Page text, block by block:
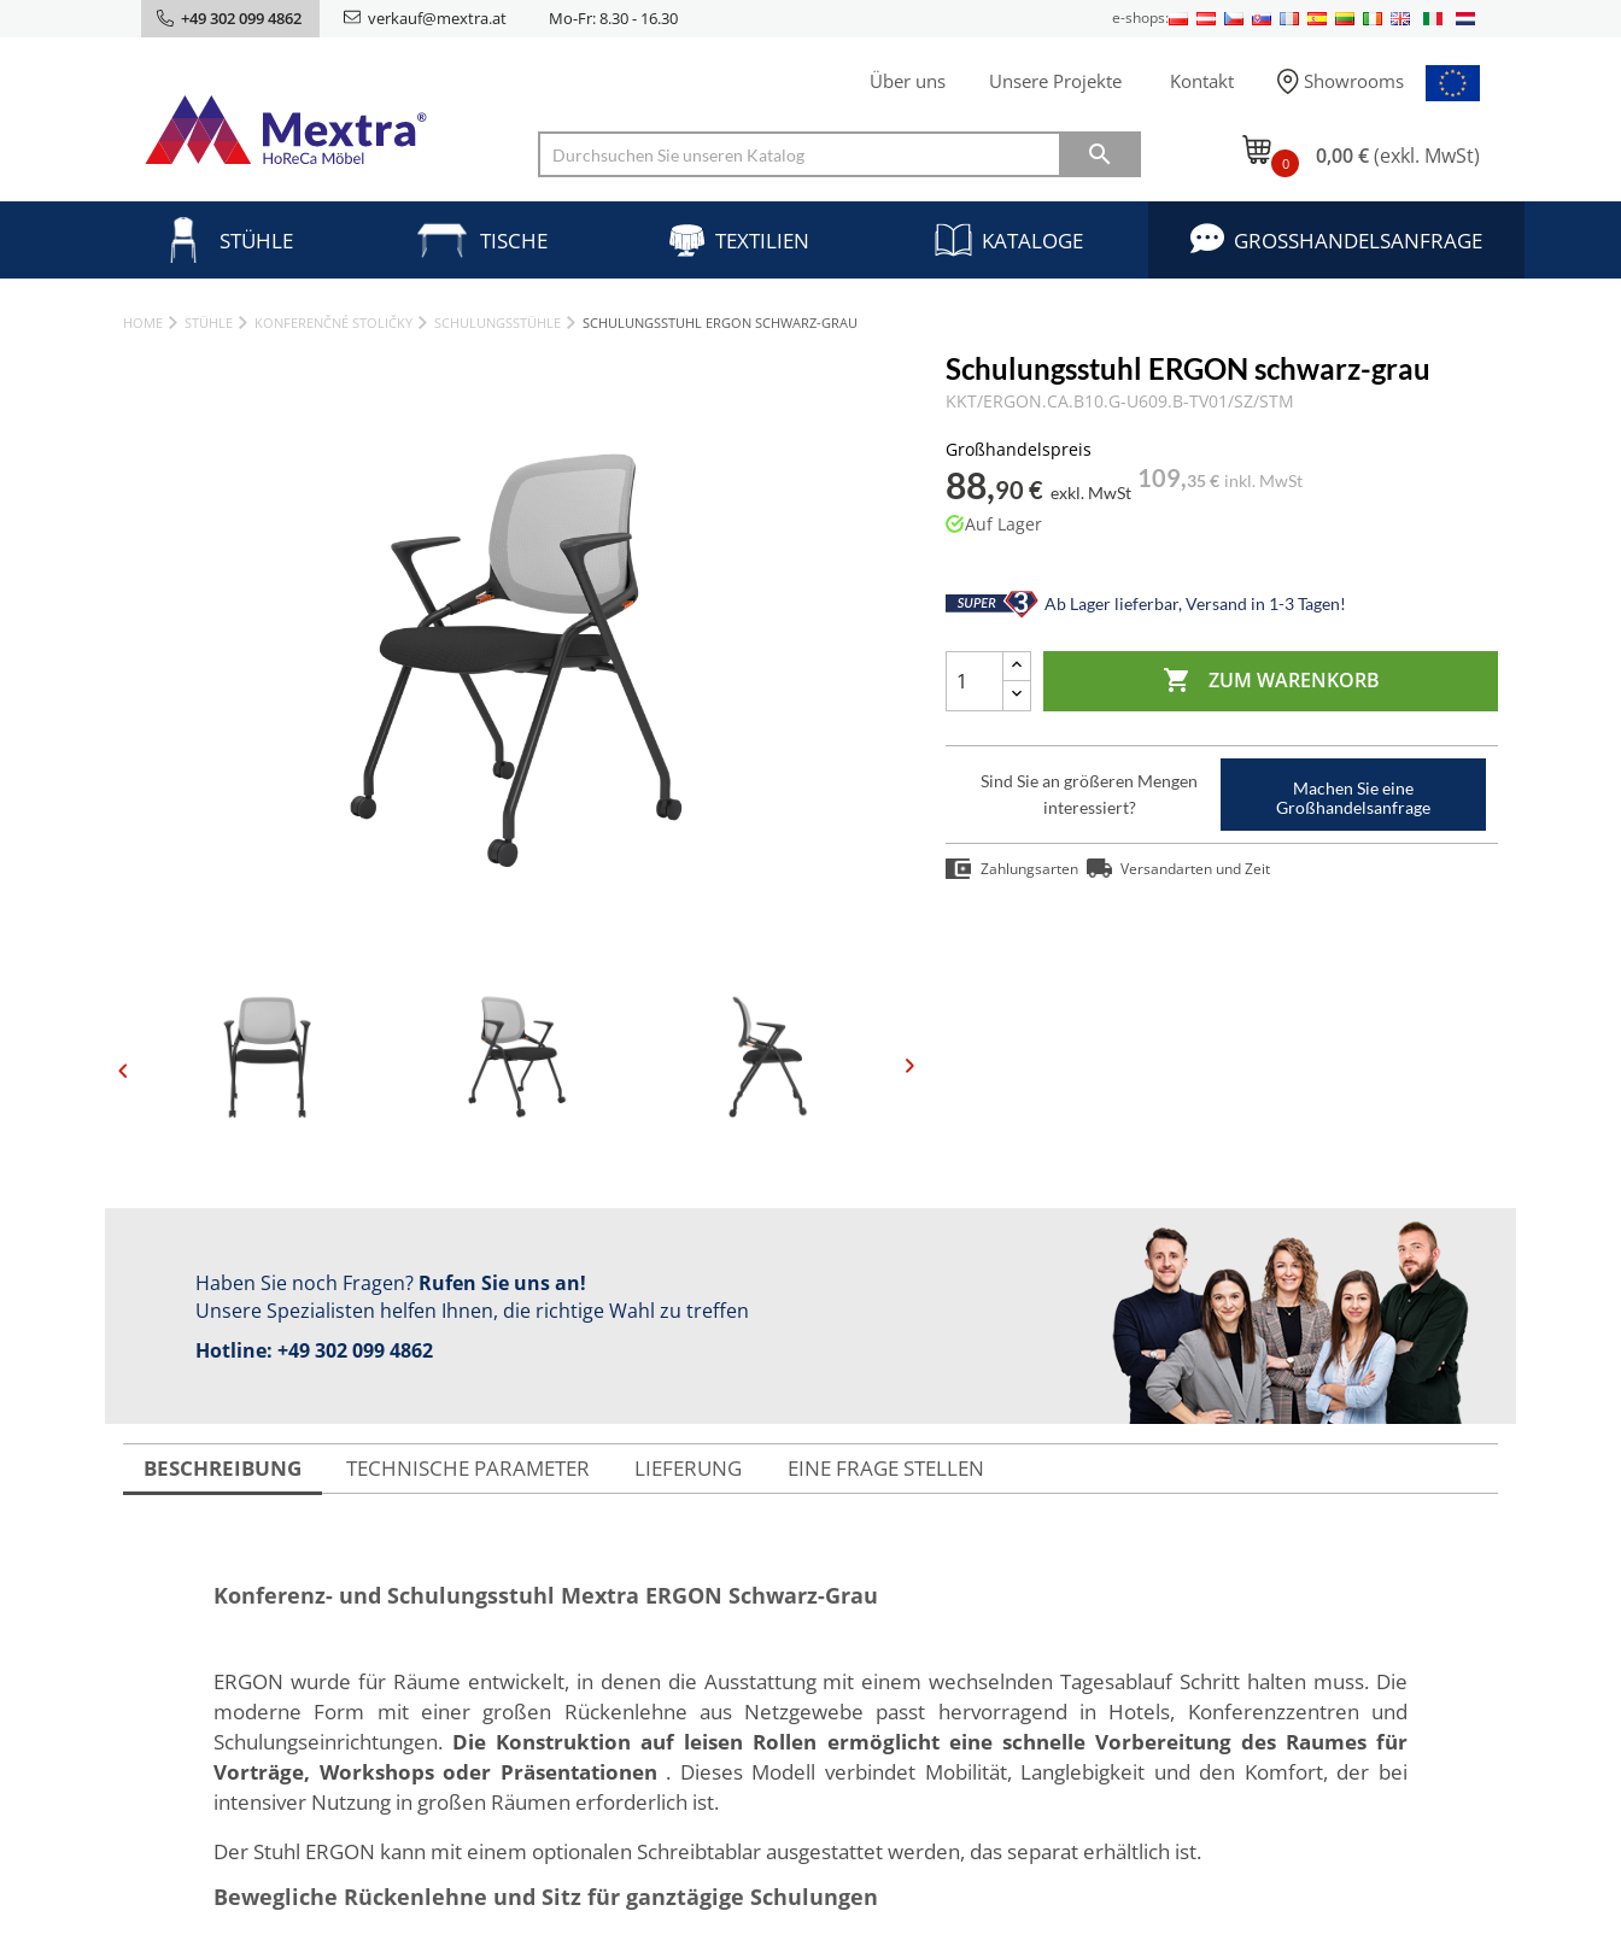
+49 302 099 4862 verkauf@mextra.at Mo-Fr: 8.30 - 16.30 e-shops:
Über uns Unsere Projekte Kontakt Showrooms
 0 0,00 €(exkl. MwSt)
STÜHLE TISCHE TEXTILIEN KATALOGE GROSSHANDELSANFRAGE
HOME STÜHLE KONFERENČNÉ STOLIČKY SCHULUNGSSTÜHLE SCHULUNGSSTUHL ERGON SCHWARZ-GRAU
Schulungsstuhl ERGON schwarz-grau
KKT/ERGON.CA.B10.G-U609.B-TV01/SZ/STM
Großhandelspreis
88,90 € exkl. MwSt
109,35 € inkl. MwSt
Auf Lager
Ab Lager lieferbar, Versand in 1-3 Tagen!
 ZUM WARENKORB
Sind Sie an größeren Mengen
interessiert?
Machen Sie eine
Großhandelsanfrage
Zahlungsarten Versandarten und Zeit
Haben Sie noch Fragen? Rufen Sie uns an!
Unsere Spezialisten helfen Ihnen, die richtige Wahl zu treffen
Hotline: +49 302 099 4862
BESCHREIBUNG TECHNISCHE PARAMETER LIEFERUNG EINE FRAGE STELLEN
Konferenz- und Schulungsstuhl Mextra ERGON Schwarz-Grau
ERGON wurde für Räume entwickelt, in denen die Ausstattung mit einem wechselnden Tagesablauf Schritt halten muss. Die
moderne Form mit einer großen Rückenlehne aus Netzgewebe passt hervorragend in Hotels, Konferenzzentren und
Schulungseinrichtungen. Die Konstruktion auf leisen Rollen ermöglicht eine schnelle Vorbereitung des Raumes für
Vorträge, Workshops oder Präsentationen . Dieses Modell verbindet Mobilität, Langlebigkeit und den Komfort, der bei
intensiver Nutzung in großen Räumen erforderlich ist.
Der Stuhl ERGON kann mit einem optionalen Schreibtablar ausgestattet werden, das separat erhältlich ist.
Bewegliche Rückenlehne und Sitz für ganztägige Schulungen